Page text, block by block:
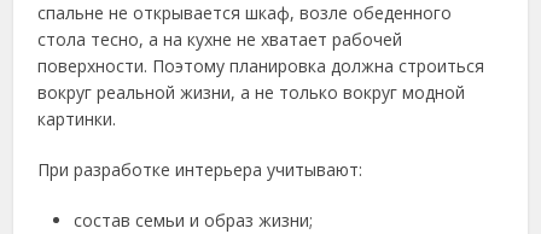
спальне не открывается шкаф, возле обеденного
стола тесно, а на кухне не хватает рабочей
поверхности. Поэтому планировка должна строиться
вокруг реальной жизни, а не только вокруг модной
картинки.
При разработке интерьера учитывают:
состав семьи и образ жизни;